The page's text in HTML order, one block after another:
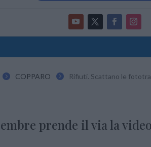
 COPPARO  Rifiuti. Scattano le
prende il via la